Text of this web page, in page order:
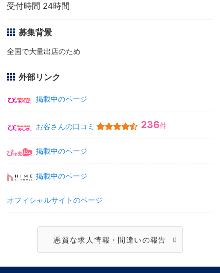
受付時間 24時間
募集背景
全国で大量出店のため
外部リンク
掲載中のページ
お客さんの口コミ 236件
掲載中のページ
掲載中のページ
オフィシャルサイトのページ
悪質な求人情報・間違いの報告